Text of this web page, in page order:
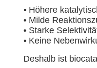
• Höhere
• Milde
• Starke
• Keine
Deshalb ist